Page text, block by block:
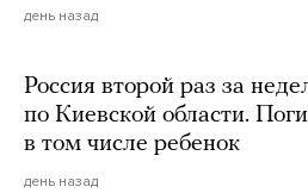
день назад
Россия второй раз за
по Киевской области.
в том числе ребенок
день назад